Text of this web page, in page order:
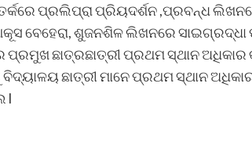
ପ୍ରଲିପ୍ରା ପ୍ରିୟଦର୍ଶନ ,ପ୍ରବନ୍ଧ
ବେହେରା, ଶୁଜନଶିଳ ଲିଖନରେ ସାଇଗ୍ରଦ୍ଧା
ପ୍ରମୁଖ ଛାତ୍ରଛାତ୍ରୀ ପ୍ରଥମ ସ୍ଥାନ ଅଧିକାର
ଛାତ୍ରୀ ମାନେ ପ୍ରଥମ ସ୍ଥାନ
l